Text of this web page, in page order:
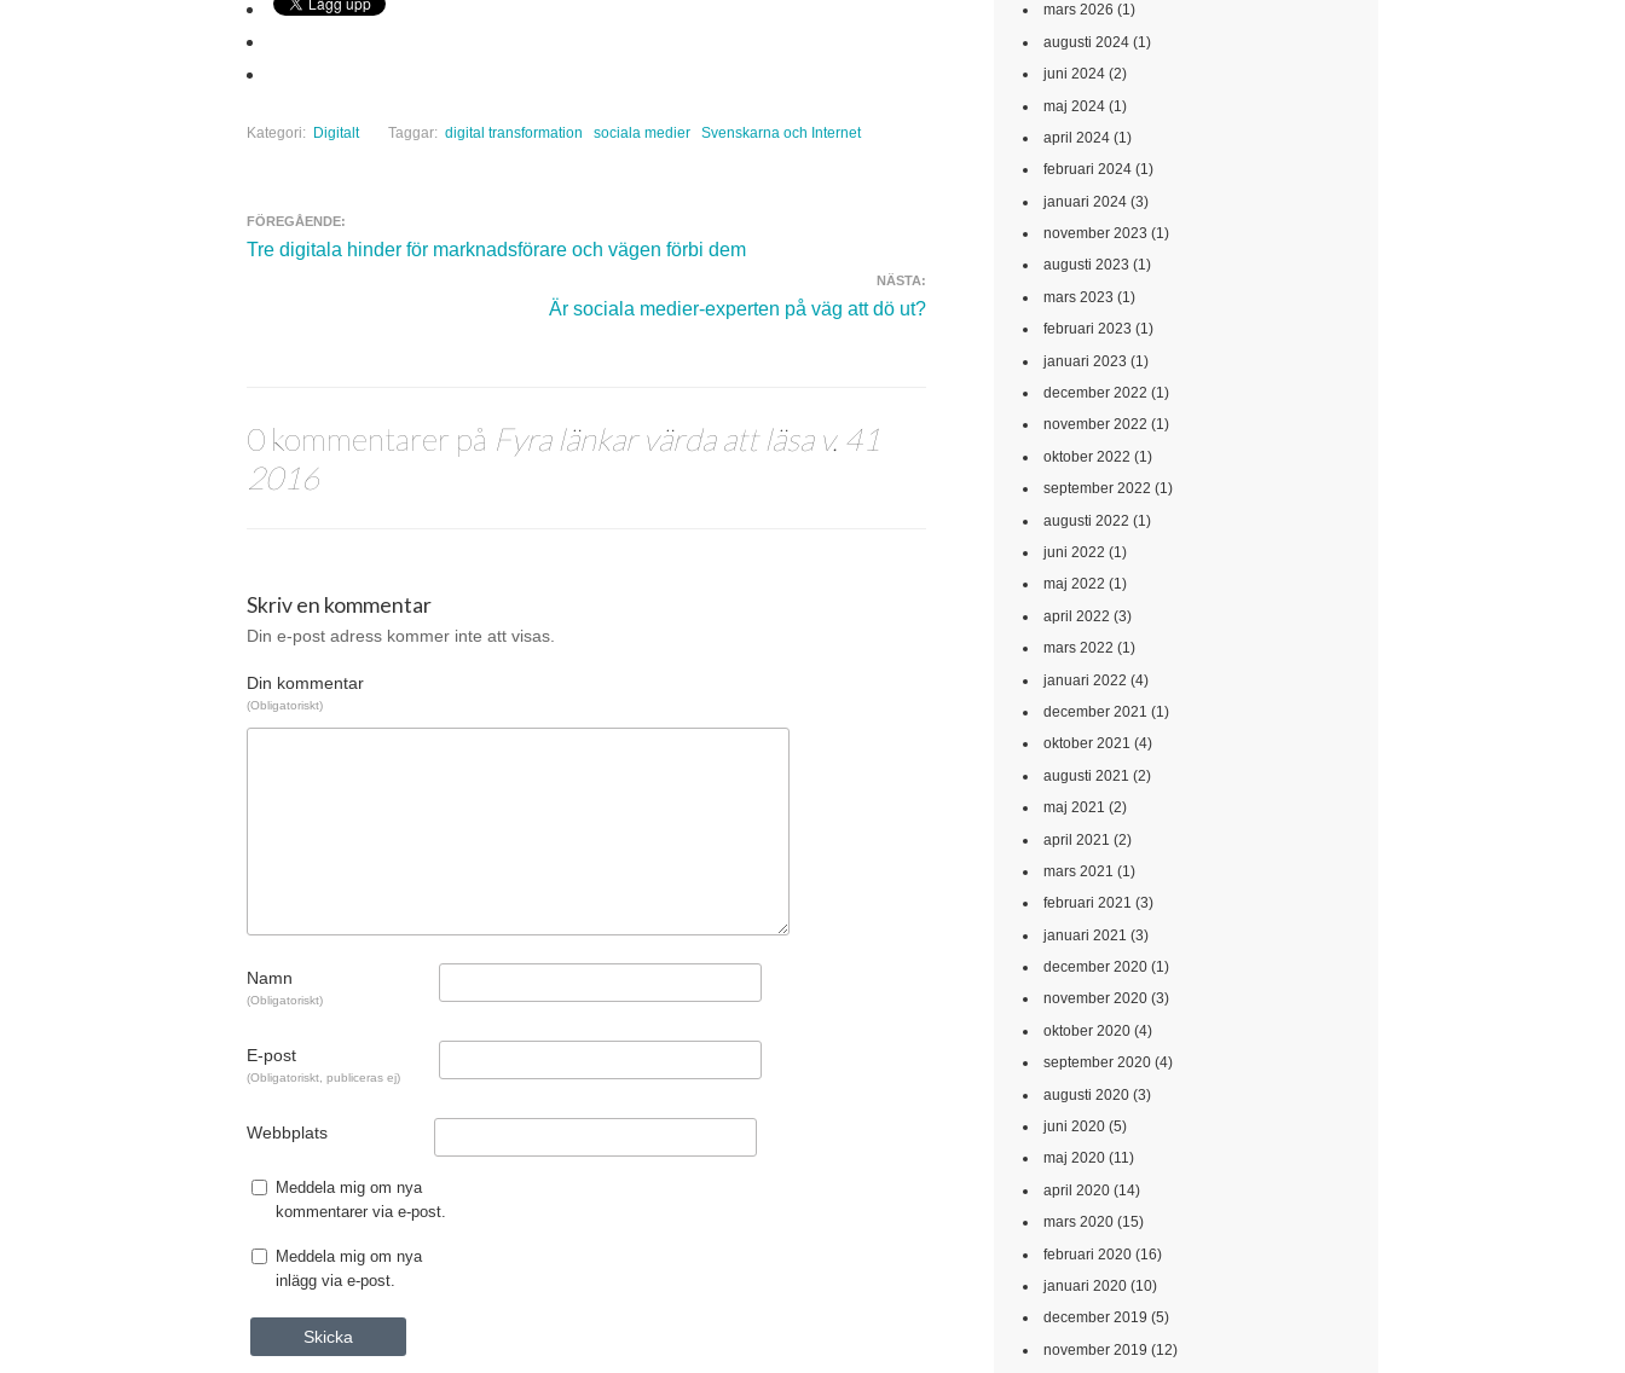
Kategori: Digitalt Taggar: digital transformation sociala medier Svenskarna och Internet
Navigera inlägg
FÖREGÅENDE:
Tre digitala hinder för marknadsförare och vägen förbi dem
NÄSTA:
Är sociala medier-experten på väg att dö ut?
0 kommentarer på Fyra länkar värda att läsa v. 41
2016
Skriv en kommentar
Din e-post adress kommer inte att visas.
Din kommentar
(Obligatoriskt)
Namn
(Obligatoriskt)
E-post
(Obligatoriskt, publiceras ej)
Webbplats
Meddela mig om nya
kommentarer via e-post.
Meddela mig om nya
inlägg via e-post.
mars 2026 (1)
augusti 2024(1)
juni 2024(2)
maj 2024(1)
april 2024(1)
februari 2024(1)
januari 2024(3)
november 2023 (1)
augusti 2023 (1)
mars 2023 (1)
februari 2023 (1)
januari 2023 (1)
december 2022 (1)
november 2022 (1)
oktober 2022 (1)
september 2022 (1)
augusti 2022 (1)
juni 2022 (1)
maj 2022 (1)
april 2022 (3)
mars 2022 (1)
januari 2022 (4)
december 2021 (1)
oktober 2021 (4)
augusti 2021 (2)
maj 2021 (2)
april 2021 (2)
mars 2021 (1)
februari 2021 (3)
januari 2021 (3)
december 2020(1)
november 2020(3)
oktober 2020(4)
september 2020(4)
augusti 2020(3)
juni 2020(5)
maj 2020(11)
april 2020(14)
mars 2020(15)
februari 2020(16)
januari 2020(10)
december 2019 (5)
november 2019 (12)